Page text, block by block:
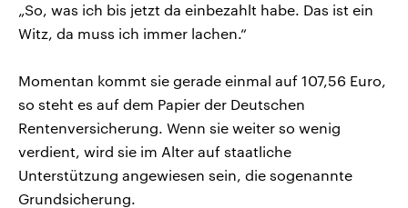
„So, was ich bis jetzt da einbezahlt habe. Das ist ein
Witz, da muss ich immer lachen.“
Momentan kommt sie gerade einmal auf 107,56 Euro,
so steht es auf dem Papier der Deutschen
Rentenversicherung. Wenn sie weiter so wenig
verdient, wird sie im Alter auf staatliche
Unterstützung angewiesen sein, die sogenannte
Grundsicherung.